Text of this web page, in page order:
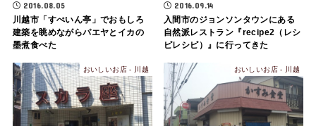
2016.08.05
川越市「すぺいん亭」でおもしろ
建築を眺めながらパエヤとイカの
墨煮食べた
2016.09.14
入間市のジョンソンタウンにある
自然派レストラン『recipe2（レシ
ピレシピ）』に行ってきた
おいしいお店 - 川越 おいしいお店 - 川越